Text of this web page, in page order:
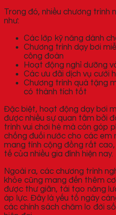
Trong đó, nhiều chương trình
như:
Các lớp kỹ năng dành
Chương trình dạy bơi
công đoàn
Hoạt động nghỉ dưỡng
Các ưu đãi dịch vụ cưới
Chương trình quà tặng
có thành tích tốt
Đặc biệt, hoạt động dạy bơi
được nhiều sự quan tâm bởi
trình vui chơi hè mà còn góp
chống đuối nước cho các em
mang tính cộng đồng rất
tế của nhiều gia đình hiện nay.
Ngoài ra, các chương trình
khỏe cũng mang đến thêm
được thư giãn, tái tạo năng
áp lực. Đây là yếu tố ngày
các chính sách chăm lo đời